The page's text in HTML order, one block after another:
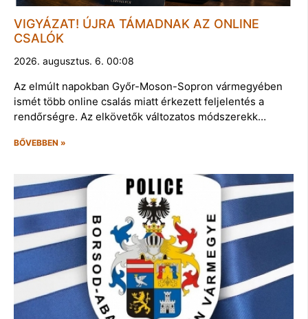
VIGYÁZAT! ÚJRA TÁMADNAK AZ ONLINE
CSALÓK
2026. augusztus. 6. 00:08
Az elmúlt napokban Győr-Moson-Sopron vármegyében
ismét több online csalás miatt érkezett feljelentés a
rendőrségre. Az elkövetők változatos módszerekk…
BŐVEBBEN »